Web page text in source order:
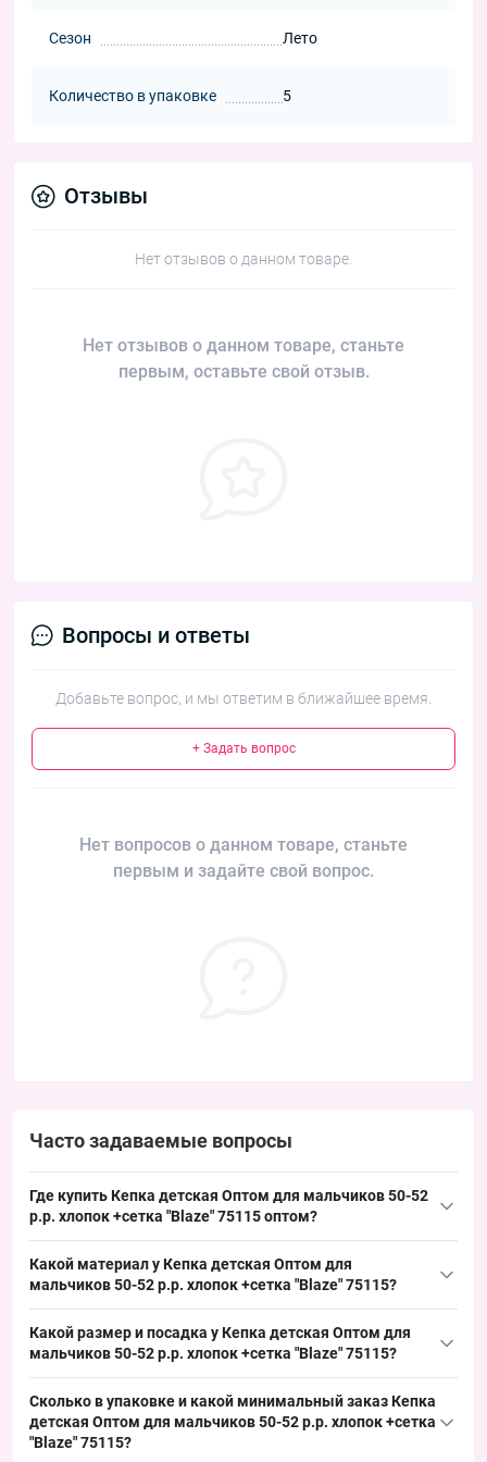
Сезон Лето
Количество в упаковке 5
Отзывы
Нет отзывов о данном товаре.
Нет отзывов о данном товаре, станьте
первым, оставьте свой отзыв.
Вопросы и ответы
Добавьте вопрос, и мы ответим в ближайшее время.
+ Задать вопрос
Нет вопросов о данном товаре, станьте
первым и задайте свой вопрос.
Часто задаваемые вопросы
Где купить Кепка детская Оптом для мальчиков 50-52
р.р. хлопок +сетка "Blaze" 75115 оптом?
Blaze" 75115 можно упаковкой из Одессы 7КМ;
быстрый оборот товара и стабильный спрос в сезон.
Какой материал у Кепка детская Оптом для
мальчиков 50-52 р.р. хлопок +сетка "Blaze" 75115?
вентиляции в жару. Такая комбинация типична для детских
ассортиментной линейки.
Какой размер и посадка у Кепка детская Оптом для
мальчиков 50-52 р.р. хлопок +сетка "Blaze" 75115?
соответствующего возраста; имеется пластиковая
регулировочная застежка для точной подгонки посадки. Этот
Сколько в упаковке и какой минимальный заказ Кепка
детская Оптом для мальчиков 50-52 р.р. хлопок +сетка
"Blaze" 75115?